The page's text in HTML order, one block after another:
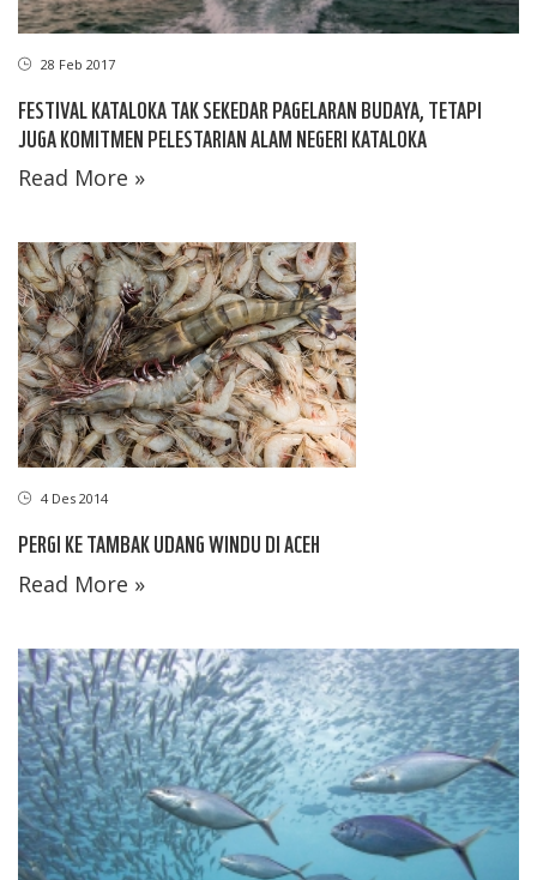
28 Feb 2017
FESTIVAL KATALOKA TAK SEKEDAR PAGELARAN BUDAYA, TETAPI
JUGA KOMITMEN PELESTARIAN ALAM NEGERI KATALOKA
Read More »
4 Des 2014
PERGI KE TAMBAK UDANG WINDU DI ACEH
Read More »